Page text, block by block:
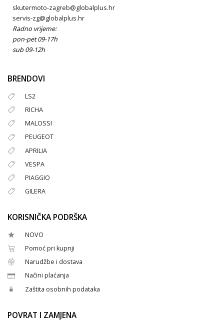
skutermoto-zagreb@globalplus.hr
servis-zg@globalplus.hr
Radno vrijeme:
pon-pet 09-17h
sub 09-12h
BRENDOVI
LS2
RICHA
MALOSSI
PEUGEOT
APRILIA
VESPA
PIAGGIO
GILERA
KORISNIČKA PODRŠKA
NOVO
Pomoć pri kupnji
Narudžbe i dostava
Načini plaćanja
Zaštita osobnih podataka
POVRAT I ZAMJENA